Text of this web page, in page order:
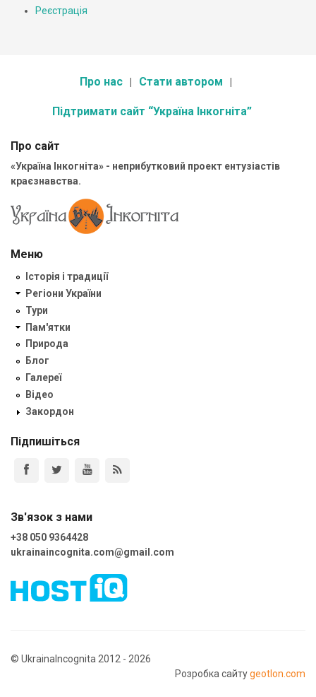
Реєстрація
Про нас Стати автором
Підтримати сайт “Україна Інкогніта”
Про сайт
«Україна Інкогніта» - неприбутковий проект ентузіастів
краєзнавства.
Меню
Історія і традиції
Регіони України
Тури
Пам'ятки
Природа
Блог
Галереї
Відео
Закордон
Підпишіться
Зв'язок з нами
+38 050 9364428
ukrainaincognita.com@gmail.com
© UkrainaIncognita 2012 - 2026
Розробка сайтуgeotlon.com